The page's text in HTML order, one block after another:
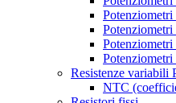
Potenziometri
Resistenze variabili
NTC